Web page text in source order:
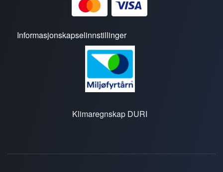
Informasjonskapselinnstillinger
Klimaregnskap DURI